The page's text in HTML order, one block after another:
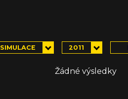
SIMULACE 2011
Žádné výsledky